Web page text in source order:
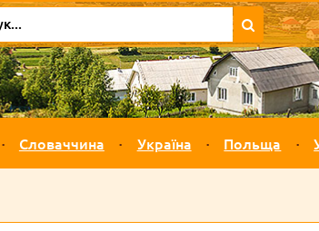
Словаччина Україна Польща